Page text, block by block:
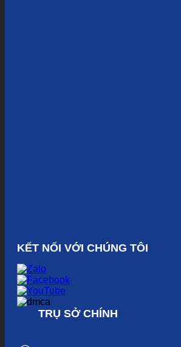
KẾT NỐI VỚI CHÚNG TÔI
TRỤ SỞ CHÍNH